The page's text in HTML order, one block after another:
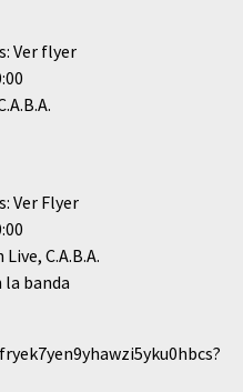
Ver flyer
Ver Flyer
Live C.A.B.A.
banda